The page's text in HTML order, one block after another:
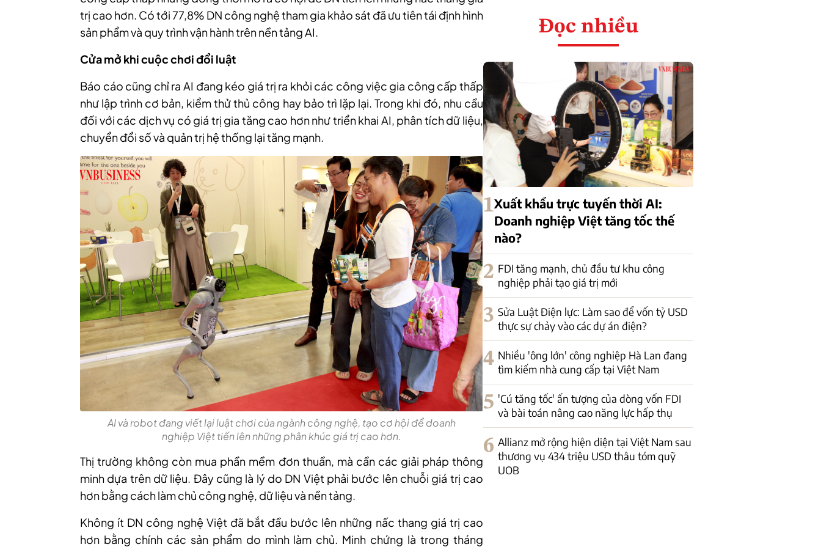
trị cao hơn. Có tới 77,8% DN công nghệ tham gia khảo sát đã ưu tiên tái định hình
sản phẩm và quy trình vận hành trên nền tảng AI.
Cửa mở khi cuộc chơi đổi luật
Báo cáo cũng chỉ ra AI đang kéo giá trị ra khỏi các công việc gia công cấp thấp
như lập trình cơ bản, kiểm thử thủ công hay bảo trì lặp lại. Trong khi đó, nhu cầu
đối với các dịch vụ có giá trị gia tăng cao hơn như triển khai AI, phân tích dữ liệu,
chuyển đổi số và quản trị hệ thống lại tăng mạnh.
AI và robot đang viết lại luật chơi của ngành công nghệ, tạo cơ hội để doanh
nghiệp Việt tiến lên những phân khúc giá trị cao hơn.
Thị trường không còn mua phần mềm đơn thuần, mà cần các giải pháp thông
minh dựa trên dữ liệu. Đây cũng là lý do DN Việt phải bước lên chuỗi giá trị cao
hơn bằng cách làm chủ công nghệ, dữ liệu và nền tảng.
Không ít DN công nghệ Việt đã bắt đầu bước lên những nấc thang giá trị cao
hơn bằng chính các sản phẩm do mình làm chủ. Minh chứng là trong tháng
Đọc nhiều
1Xuất khẩu trực tuyến thời AI:
Doanh nghiệp Việt tăng tốc thế
nào?
2 FDI tăng mạnh, chủ đầu tư khu công
nghiệp phải tạo giá trị mới
3 Sửa Luật Điện lực: Làm sao để vốn tỷ USD
thực sự chảy vào các dự án điện?
4 Nhiều 'ông lớn' công nghiệp Hà Lan đang
tìm kiếm nhà cung cấp tại Việt Nam
5 'Cú tăng tốc' ấn tượng của dòng vốn FDI
và bài toán nâng cao năng lực hấp thụ
6 Allianz mở rộng hiện diện tại Việt Nam sau
thương vụ 434 triệu USD thâu tóm quỹ
UOB